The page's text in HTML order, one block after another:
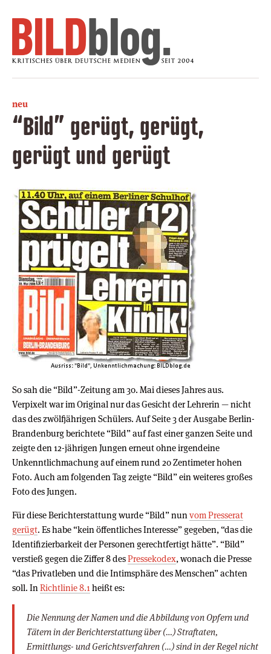
neu
“Bild” gerügt, gerügt,
gerügt und gerügt
So sah die “Bild”-Zeitung am 30. Mai dieses Jahres aus.
Verpixelt war im Original nur das Gesicht der Lehrerin — nicht
das des zwölfjährigen Schülers. Auf Seite 3 der Ausgabe Berlin-
Brandenburg berichtete “Bild” auf fast einer ganzen Seite und
zeigte den 12-jährigen Jungen erneut ohne irgendeine
Unkenntlichmachung auf einem rund 20 Zentimeter hohen
Foto. Auch am folgenden Tag zeigte “Bild” ein weiteres großes
Foto des Jungen.
Für diese Berichterstattung wurde “Bild” nun vom Presserat
gerügt. Es habe “kein öffentliches Interesse” gegeben, “das die
Identifizierbarkeit der Personen gerechtfertigt hätte”. “Bild”
verstieß gegen die Ziffer 8 desPressekodex, wonach die Presse
“das Privatleben und die Intimsphäre des Menschen” achten
soll. In Richtlinie 8.1 heißt es:
Die Nennung der Namen und die Abbildung von Opfern und
Tätern in der Berichterstattung über (…) Straftaten,
Ermittlungs- und Gerichtsverfahren (…) sind in der Regel nicht